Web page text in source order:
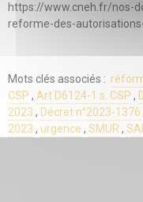
https://www.cneh.fr/nos-
reforme-des-
Mots clés associés :
CSP , Art D6124-1 s. CSP ,
2023 , Décret n°2023-
2023 , urgence , SMUR ,